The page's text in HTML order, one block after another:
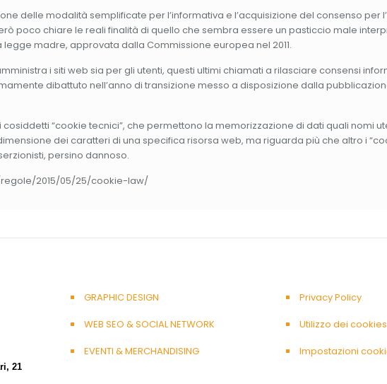
delle modalità semplificate per l’informativa e l’acquisizione del consenso per
poco chiare le reali finalità di quello che sembra essere un pasticcio male
madre, approvata dalla Commissione europea nel 2011.
i siti web sia per gli utenti, questi ultimi chiamati a rilasciare consensi
dibattuto nell’anno di transizione messo a disposizione dalla
“cookie tecnici”, che permettono la memorizzazione di dati quali nomi
dei caratteri di una specifica risorsa web, ma riguarda più che altro i
persino dannoso.
2015/05/25/cookie-law/
21
GRAPHIC DESIGN
WEB SEO & SOCIAL NETWORK
EVENTI & MERCHANDISING
Privacy Policy
Utilizzo dei cookies
Impostazioni